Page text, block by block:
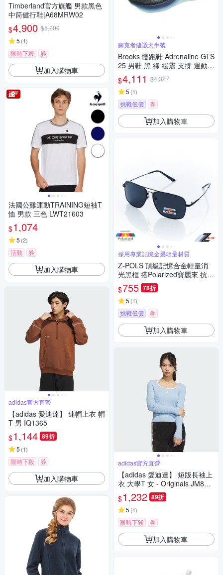
Timberland官方旗艦 男款黑色
中筒健行鞋|A68MRW02
$4,900 $5,200
5 (1)
限時下殺 券
加入購物車
法國公雞運動TRAINING短袖T
恤 男款 三色 LWT21603
$1,074
5 (2)
活動 券
加入購物車
adidas官方直營
【adidas 愛迪達】 連帽上衣 帽
T 男 IQ1365
$1,144 89折
5 (1)
限時下殺 券
加入購物車
腳寬者建議大半號
Brooks 慢跑鞋 Adrenaline GTS
25 男鞋 黑 綠 緩震 支撐 運動鞋
1104541D055
$4,111 $4,327
5 (1)
挑戰低價 券
加入購物車
採用專業記憶金屬輕量材質
Z-POLS 頂級記憶合金輕量消
光黑框 搭Polarized寶麗來 抗U
V400偏光太陽眼鏡(抗紫外線偏
光)
$755 78折
5 (1)
挑戰低價 券
加入購物車
adidas官方直營
【adidas 愛迪達】 短版長袖上
衣 大學T 女 - Originals JM805
$1,232 89折
5 (1)
限時下殺 券
加入購物車